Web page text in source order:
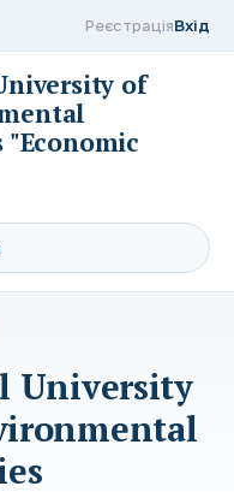
РеєстраціяВхід
of
"Economic
University